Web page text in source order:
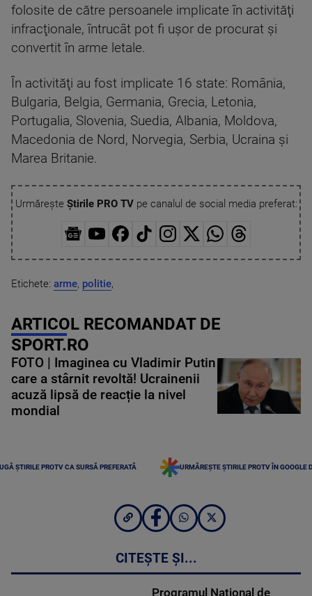
folosite de către persoanele implicate în activităţi
infracţionale, întrucât pot fi uşor de procurat şi
convertit în arme letale.
În activităţi au fost implicate 16 state: România,
Bulgaria, Belgia, Germania, Grecia, Letonia,
Portugalia, Slovenia, Suedia, Albania, Moldova,
Macedonia de Nord, Norvegia, Serbia, Ucraina şi
Marea Britanie.
Urmărește Știrile PRO TVpe canalul de social media preferat:
Etichete: arme, politie,
ARTICOL RECOMANDAT DE
SPORT.RO
FOTO | Imaginea cu Vladimir Putin
care a stârnit revoltă! Ucrainenii
acuză lipsă de reacție la nivel
mondial
ȘTIRILE PROTV CA SURSĂ PREFERATĂ URMĂREȘTE ȘTIRILE PROTV ÎN GOOGLE
CITEȘTE ȘI...
Programul Național de